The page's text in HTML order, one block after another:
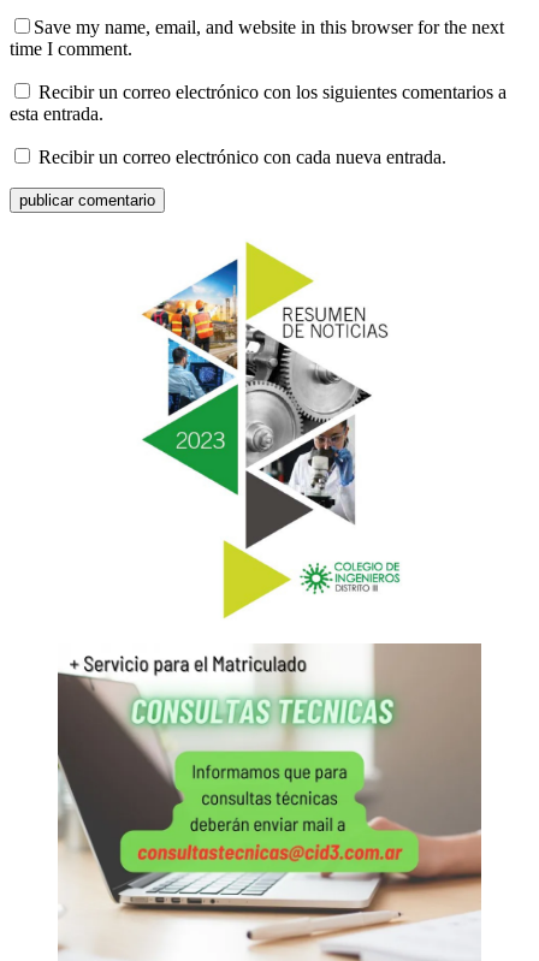
Save my name, email, and website in this browser for the next
time I comment.
Recibir un correo electrónico con los siguientes comentarios a
esta entrada.
Recibir un correo electrónico con cada nueva entrada.